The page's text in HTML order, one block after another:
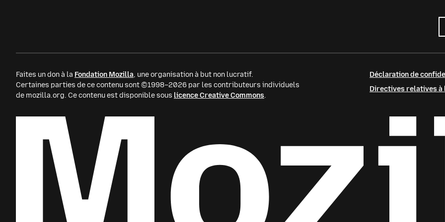
Faites un don à la Fondation Mozilla, une organisation à but non lucratif.
Certaines parties de ce contenu sont ©1998–2026 par les contributeurs individuels
de mozilla.org. Ce contenu est disponible sous licence Creative Commons.
Déclaration de
Directives relatives